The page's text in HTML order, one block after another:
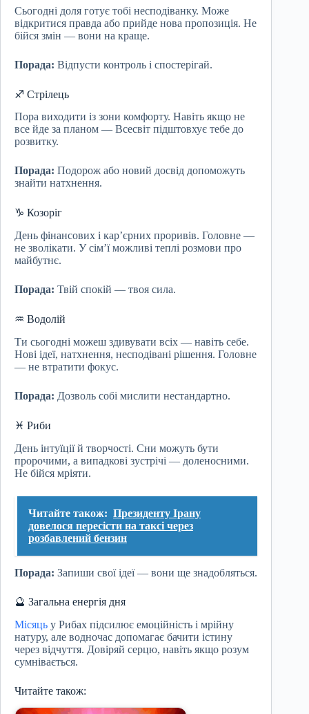
Сьогодні доля готує тобі несподіванку. Може
відкритися правда або прийде нова пропозиція. Не
бійся змін — вони на краще.
Порада: Відпусти контроль і спостерігай.
♐ Стрілець
Пора виходити із зони комфорту. Навіть якщо не
все йде за планом — Всесвіт підштовхує тебе до
розвитку.
Порада: Подорож або новий досвід допоможуть
знайти натхнення.
♑ Козоріг
День фінансових і кар’єрних проривів. Головне —
не зволікати. У сім’ї можливі теплі розмови про
майбутнє.
Порада: Твій спокій — твоя сила.
♒ Водолій
Ти сьогодні можеш здивувати всіх — навіть себе.
Нові ідеї, натхнення, несподівані рішення. Головне
— не втратити фокус.
Порада: Дозволь собі мислити нестандартно.
♓ Риби
День інтуїції й творчості. Сни можуть бути
пророчими, а випадкові зустрічі — доленосними.
Не бійся мріяти.
Читайте також: Президенту Ірану
довелося пересісти на таксі через
розбавлений бензин
Порада: Запиши свої ідеї — вони ще знадобляться.
🔮 Загальна енергія дня
Місяць у Рибах підсилює емоційність і мрійну
натуру, але водночас допомагає бачити істину
через відчуття. Довіряй серцю, навіть якщо розум
сумнівається.
Читайте також: